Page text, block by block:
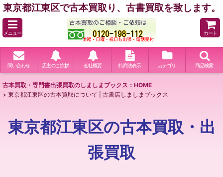
東京都江東区で古本買取り、古書買取を致します。
メニュー カート
問い合わせ 店主のご挨拶 会社概要 特商法表示 カテゴリ 商品検索
古本買取・専門書出張買取のしましまブックス：HOME
> 東京都江東区の古本買取について | 古書店しましまブックス
東京都江東区の古本買取・出
張買取